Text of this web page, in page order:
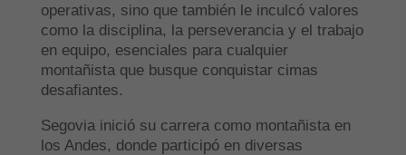
operativas, sino que también le inculcó valores
como la disciplina, la perseverancia y el trabajo
en equipo, esenciales para cualquier
montañista que busque conquistar cimas
desafiantes.
Segovia inició su carrera como montañista en
los Andes, donde participó en diversas